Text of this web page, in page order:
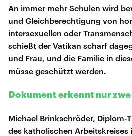
An immer mehr Schulen wird
und Gleichberechtigung von
intersexuellen oder
schießt der Vatikan scharf
und Frau, und die Familie in
müsse geschützt werden.
Dokument erkennt nur
Michael Brinkschröder, Diplom-
des katholischen Arbeitskreises